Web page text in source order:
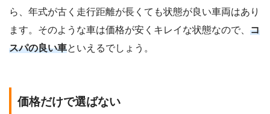
ら、年式が古く走行距離が長くても状態が良い車両はあり
ます。そのような車は価格が安くキレイな状態なので、 コ
スパの良い車といえるでしょう。
価格だけで選ばない